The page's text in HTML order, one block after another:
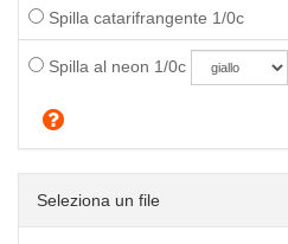
Spilla catarifrangente 1/0c
Spilla al neon 1/0c
Seleziona un file